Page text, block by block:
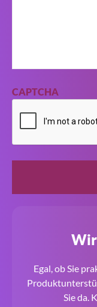
CAPTCHA
Wir
Egal, ob Sie
Sie da.